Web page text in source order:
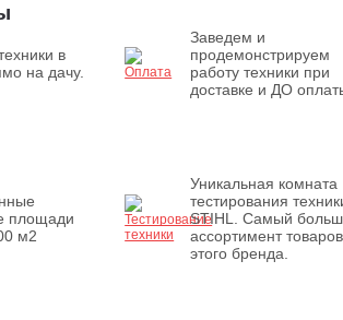
в
на дачу.
Заведем и
продемонстрируем
работу техники при
доставке и ДО
площади
м2
Уникальная комната
тестирования
STIHL. Самый
ассортимент товаров
этого бренда.